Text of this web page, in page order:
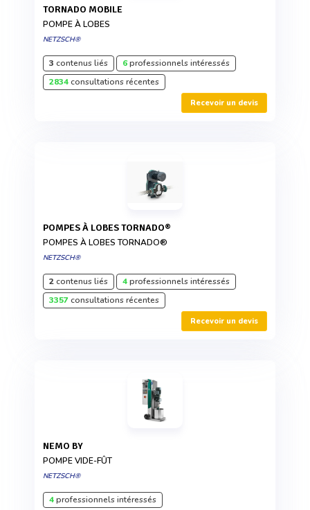
TORNADO MOBILE
POMPE À LOBES
NETZSCH®
3 contenus liés 6professionnels intéressés
2834consultations récentes
Recevoir un devis
POMPES À LOBES TORNADO®
POMPES À LOBES TORNADO®
NETZSCH®
2contenus liés 4professionnels intéressés
3357consultations récentes
Recevoir un devis
NEMO BY
POMPE VIDE-FÛT
NETZSCH®
4professionnels intéressés